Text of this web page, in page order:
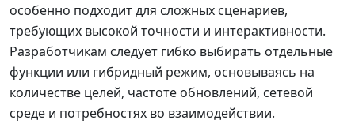
особенно подходит для сложных сценариев,
требующих высокой точности и интерактивности.
Разработчикам следует гибко выбирать отдельные
функции или гибридный режим, основываясь на
количестве целей, частоте обновлений, сетевой
среде и потребностях во взаимодействии.